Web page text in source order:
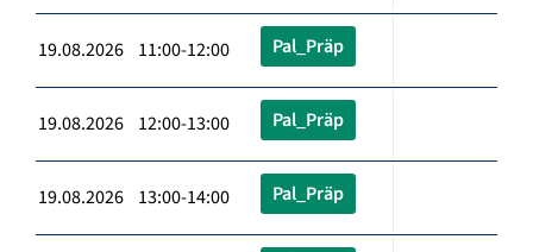
19.08.2026 11:00-12:00 Pal_Präp
19.08.2026 12:00-13:00 Pal_Präp
19.08.2026 13:00-14:00 Pal_Präp